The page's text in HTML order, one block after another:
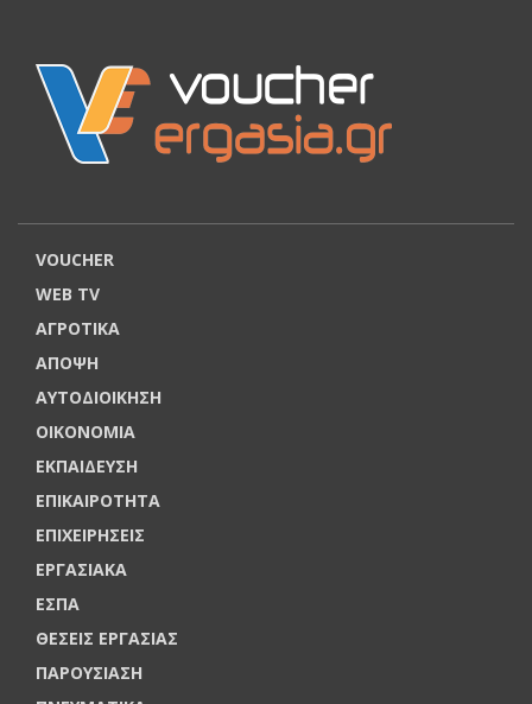
VOUCHER
WEB TV
ΑΓΡΟΤΙΚΑ
ΑΠΟΨΗ
ΑΥΤΟΔΙΟΙΚΗΣΗ
ΟΙΚΟΝΟΜΙΑ
ΕΚΠΑΙΔΕΥΣΗ
ΕΠΙΚΑΙΡΟΤΗΤΑ
ΕΠΙΧΕΙΡΗΣΕΙΣ
ΕΡΓΑΣΙΑΚΑ
ΕΣΠΑ
ΘΕΣΕΙΣ ΕΡΓΑΣΙΑΣ
ΠΑΡΟΥΣΙΑΣΗ